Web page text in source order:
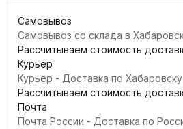
Самовывоз
Самовывоз со склада в
Рассчитываем стоимость
Курьер
Курьер - Доставка по Хабаровску
Рассчитываем стоимость
Почта
Почта России - Доставка по